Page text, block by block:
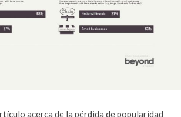
acerca de la pérdida de popularidad